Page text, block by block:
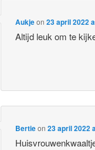
Aukjeon23 april 2022
Altijd leuk om te
Bertieon23 april 2022